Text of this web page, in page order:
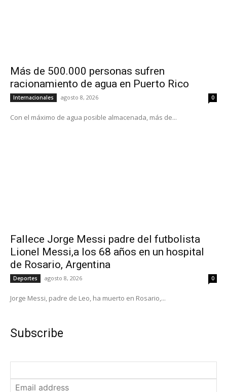
Más de 500.000 personas sufren
racionamiento de agua en Puerto Rico
Internacionales agosto 8, 2026 0
Con el máximo de agua posible almacenada, más de...
Fallece Jorge Messi padre del futbolista
Lionel Messi,a los 68 años en un hospital
de Rosario, Argentina
Deportes agosto 8, 2026 0
Jorge Messi, padre de Leo, ha muerto en Rosario,...
Subscribe